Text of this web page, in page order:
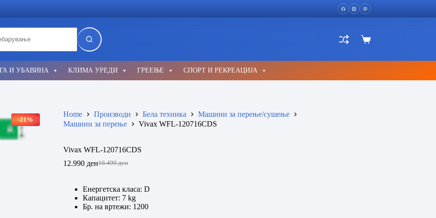
Shopping
И УБАВИНА КЛИМА УРЕДИ ГРЕЕЊЕ СПОРТ И РЕКРЕАЦИЈА
-21%
Home Производи Бела техника
Машини за перење/сушење
Машини за перење
Vivax WFL-120716CDS
Vivax WFL-120716CDS
16.490ден
Original
16.490 ден.
12.990 денCurrent
12.990 ден.
Енергетска класа: D
Капацитет: 7 kg
Бр. на вртежи: 1200